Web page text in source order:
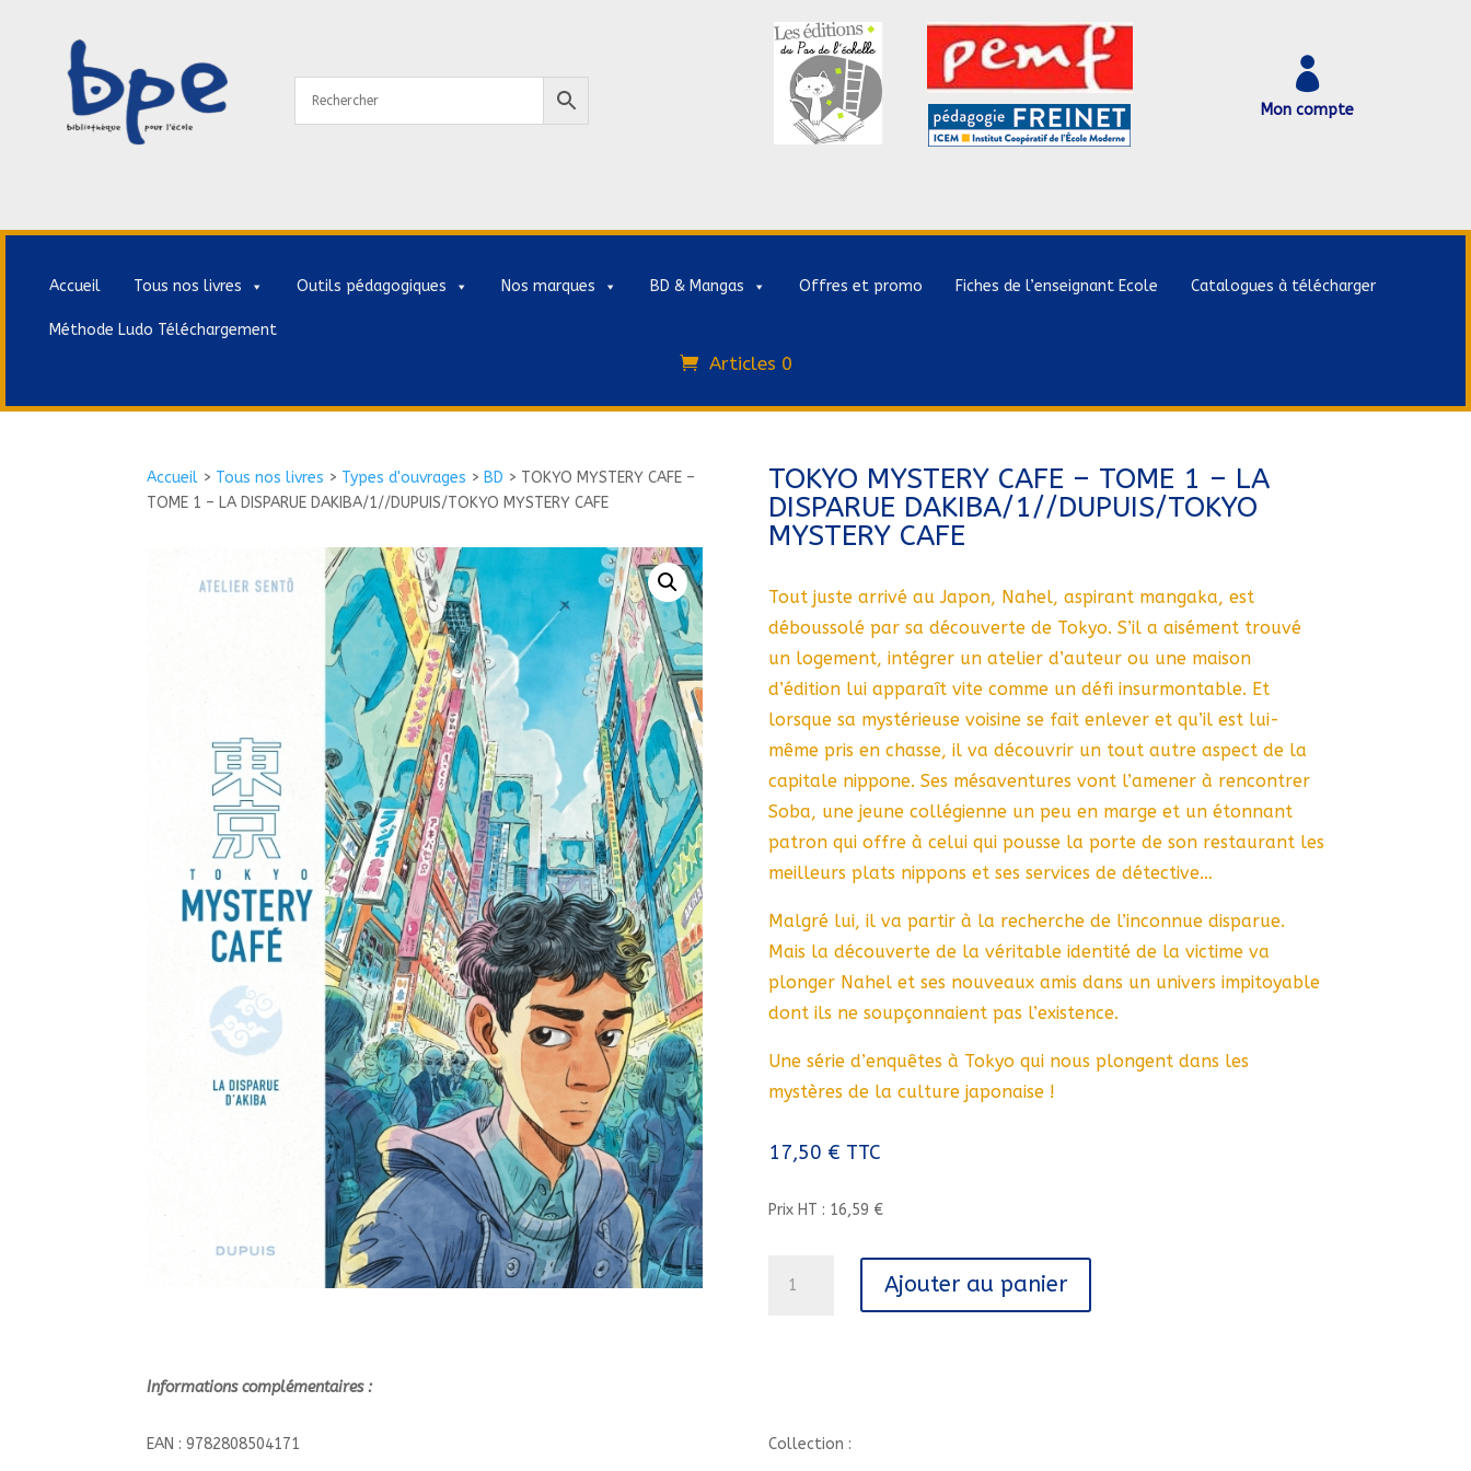

Mon compte
Accueil Tous nos livres Outils pédagogiques Nos marques BD & Mangas Offres et promo Fiches de l’enseignant Ecole Catalogues à télécharger
Méthode Ludo Téléchargement
Articles 0
Accueil > Tous nos livres > Types d'ouvrages > BD > TOKYO MYSTERY CAFE –
TOME 1 – LA DISPARUE DAKIBA/1//DUPUIS/TOKYO MYSTERY CAFE
TOKYO MYSTERY CAFE – TOME 1 – LA
DISPARUE DAKIBA/1//DUPUIS/TOKYO
MYSTERY CAFE
Tout juste arrivé au Japon, Nahel, aspirant mangaka, est
déboussolé par sa découverte de Tokyo. S’il a aisément trouvé
un logement, intégrer un atelier d’auteur ou une maison
d’édition lui apparaît vite comme un défi insurmontable. Et
lorsque sa mystérieuse voisine se fait enlever et qu’il est lui-
même pris en chasse, il va découvrir un tout autre aspect de la
capitale nippone. Ses mésaventures vont l’amener à rencontrer
Soba, une jeune collégienne un peu en marge et un étonnant
patron qui offre à celui qui pousse la porte de son restaurant les
meilleurs plats nippons et ses services de détective…
Malgré lui, il va partir à la recherche de l’inconnue disparue.
Mais la découverte de la véritable identité de la victime va
plonger Nahel et ses nouveaux amis dans un univers impitoyable
dont ils ne soupçonnaient pas l’existence.
Une série d’enquêtes à Tokyo qui nous plongent dans les
mystères de la culture japonaise !
17,50 € TTC
Prix HT : 16,59 €
1
Ajouter au panier
Informations complémentaires :
EAN : 9782808504171 Collection :